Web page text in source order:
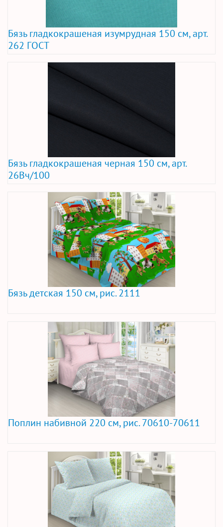
Бязь гладкокрашеная изумрудная 150 см, арт.
262 ГОСТ
Бязь гладкокрашеная черная 150 см, арт.
26Вч/100
Бязь детская 150 см, рис. 2111
Поплин набивной 220 см, рис. 70610-70611